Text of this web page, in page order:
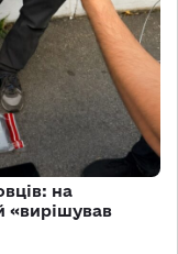
на
«вирішував